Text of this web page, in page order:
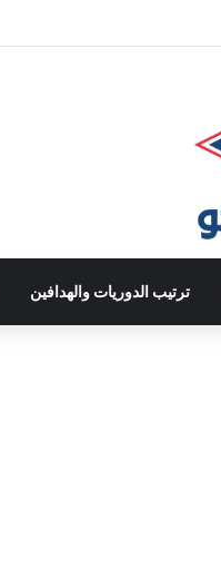
ترتيب الدوريات والهدافين